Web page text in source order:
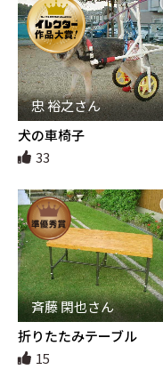
忠 裕之さん
犬の車椅子
33
斉藤 閑也さん
折りたたみテーブル
15